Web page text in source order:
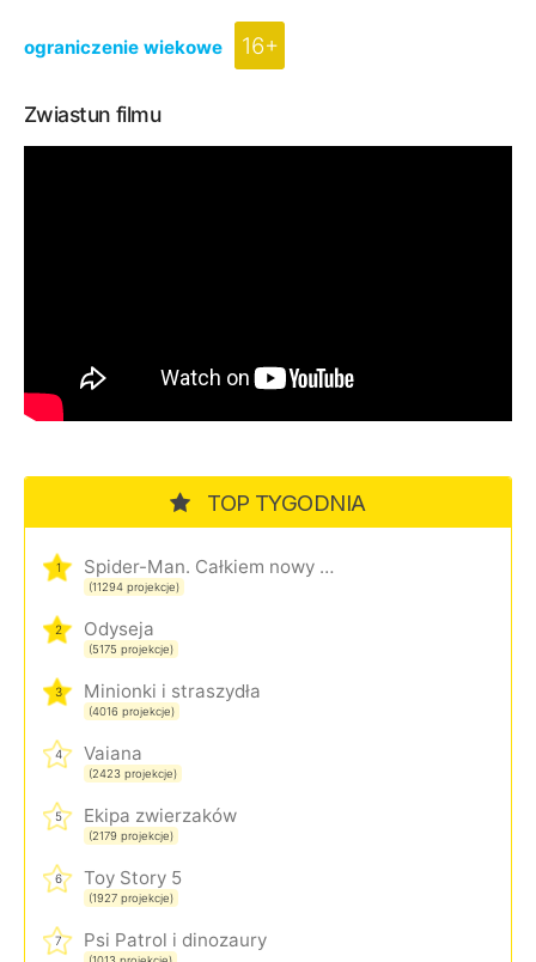
ograniczenie wiekowe 16+
Zwiastun filmu
TOP TYGODNIA
1 Spider-Man. Całkiem nowy dzień
(11294 projekcje)
2 Odyseja
(5175 projekcje)
3 Minionki i straszydła
(4016 projekcje)
4 Vaiana
(2423 projekcje)
5 Ekipa zwierzaków
(2179 projekcje)
6 Toy Story 5
(1927 projekcje)
7 Psi Patrol i dinozaury